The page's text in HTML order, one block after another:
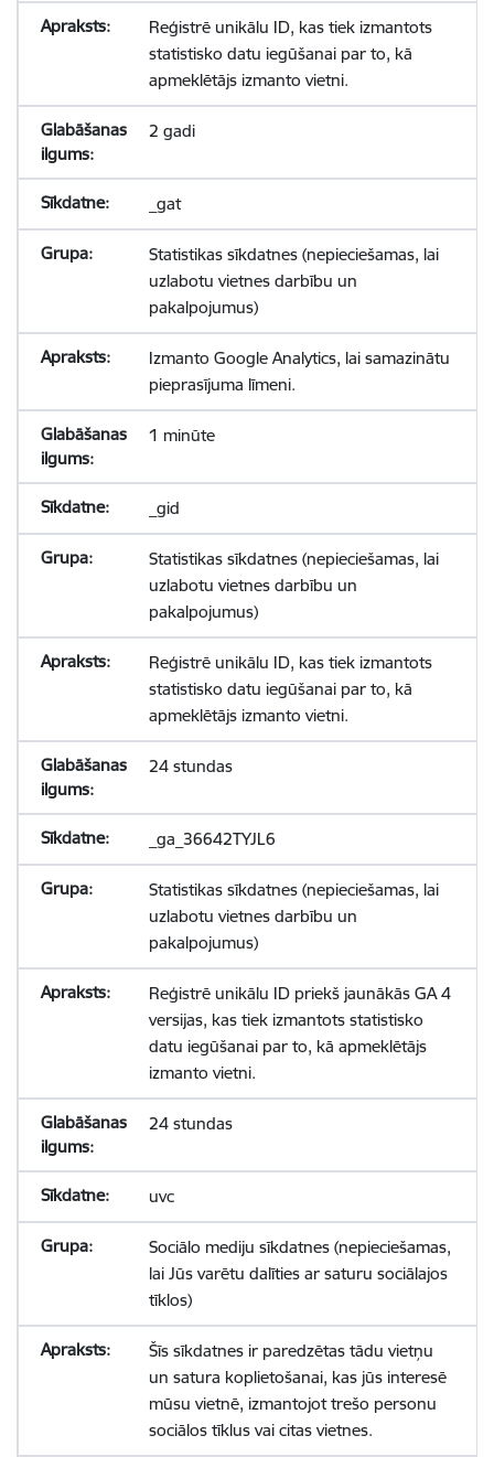
Reģistrē unikālu ID, kas tiek izmantots
statistisko datu iegūšanai par to, kā
apmeklētājs izmanto vietni.
2 gadi
_gat
Statistikas sīkdatnes (nepieciešamas, lai
uzlabotu vietnes darbību un
pakalpojumus)
Izmanto Google Analytics, lai samazinātu
pieprasījuma līmeni.
1 minūte
_gid
Statistikas sīkdatnes (nepieciešamas, lai
uzlabotu vietnes darbību un
pakalpojumus)
Reģistrē unikālu ID, kas tiek izmantots
statistisko datu iegūšanai par to, kā
apmeklētājs izmanto vietni.
24 stundas
_ga_36642TYJL6
Statistikas sīkdatnes (nepieciešamas, lai
uzlabotu vietnes darbību un
pakalpojumus)
Reģistrē unikālu ID priekš jaunākās GA 4
versijas, kas tiek izmantots statistisko
datu iegūšanai par to, kā apmeklētājs
izmanto vietni.
24 stundas
uvc
Sociālo mediju sīkdatnes (nepieciešamas,
lai Jūs varētu dalīties ar saturu sociālajos
tīklos)
Šīs sīkdatnes ir paredzētas tādu vietņu
un satura koplietošanai, kas jūs interesē
mūsu vietnē, izmantojot trešo personu
sociālos tīklus vai citas vietnes.